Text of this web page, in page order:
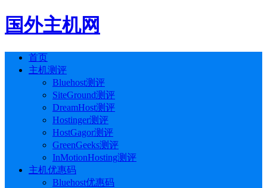
国外主机网
首页
主机测评
Bluehost测评
SiteGround测评
DreamHost测评
Hostinger测评
HostGagor测评
GreenGeeks测评
InMotionHosting测评
主机优惠码
Bluehost优惠码